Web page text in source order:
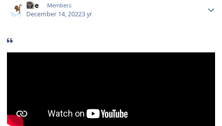
The Members
December 14, 20223 yr